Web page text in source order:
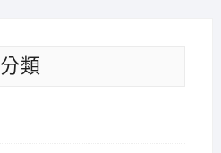
分類